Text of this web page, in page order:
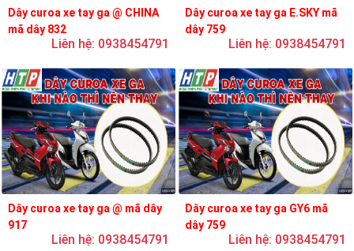
Dây curoa xe tay ga @ CHINA
mã dây 832
Liên hệ: 0938454791
Dây curoa xe tay ga E.SKY mã
dây 759
Liên hệ: 0938454791
Dây curoa xe tay ga @ mã dây
917
Liên hệ: 0938454791
Dây curoa xe tay ga GY6 mã
dây 759
Liên hệ: 0938454791